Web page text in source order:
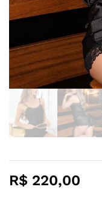
R$ 220,00